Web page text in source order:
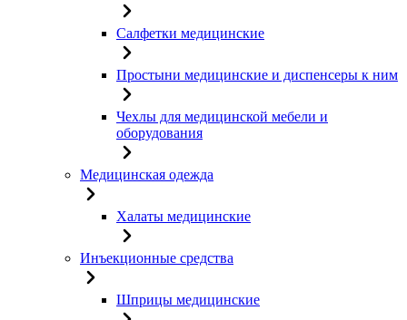
Салфетки медицинские
Простыни медицинские и диспенсеры к ним
Чехлы для медицинской мебели и
оборудования
Медицинская одежда
Халаты медицинские
Инъекционные средства
Шприцы медицинские